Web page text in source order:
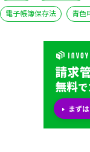
電子帳簿保存法
青色